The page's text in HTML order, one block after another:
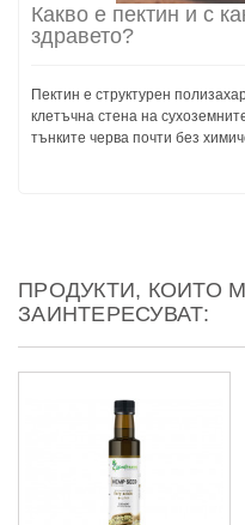
Какво е пектин и с
здравето?
Пектин е структурен
клетъчна стена на
тънките черва почти без
ПРОДУКТИ, КОИТО
ЗАИНТЕРЕСУВАТ: